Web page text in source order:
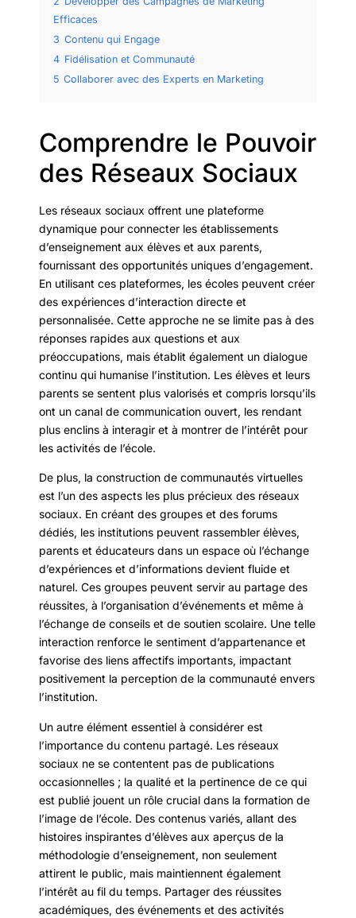
Efficaces
3 Contenu qui Engage
4 Fidélisation et Communauté
5 Collaborer avec des Experts en Marketing
Comprendre le Pouvoir
des Réseaux Sociaux
Les réseaux sociaux offrent une plateforme
dynamique pour connecter les établissements
d’enseignement aux élèves et aux parents,
fournissant des opportunités uniques d’engagement.
En utilisant ces plateformes, les écoles peuvent créer
des expériences d’interaction directe et
personnalisée. Cette approche ne se limite pas à des
réponses rapides aux questions et aux
préoccupations, mais établit également un dialogue
continu qui humanise l’institution. Les élèves et leurs
parents se sentent plus valorisés et compris lorsqu’ils
ont un canal de communication ouvert, les rendant
plus enclins à interagir et à montrer de l’intérêt pour
les activités de l’école.
De plus, la construction de communautés virtuelles
est l’un des aspects les plus précieux des réseaux
sociaux. En créant des groupes et des forums
dédiés, les institutions peuvent rassembler élèves,
parents et éducateurs dans un espace où l’échange
d’expériences et d’informations devient fluide et
naturel. Ces groupes peuvent servir au partage des
réussites, à l’organisation d’événements et même à
l’échange de conseils et de soutien scolaire. Une telle
interaction renforce le sentiment d’appartenance et
favorise des liens affectifs importants, impactant
positivement la perception de la communauté envers
l’institution.
Un autre élément essentiel à considérer est
l’importance du contenu partagé. Les réseaux
sociaux ne se contentent pas de publications
occasionnelles ; la qualité et la pertinence de ce qui
est publié jouent un rôle crucial dans la formation de
l’image de l’école. Des contenus variés, allant des
histoires inspirantes d’élèves aux aperçus de la
méthodologie d’enseignement, non seulement
attirent le public, mais maintiennent également
l’intérêt au fil du temps. Partager des réussites
académiques, des événements et des activités